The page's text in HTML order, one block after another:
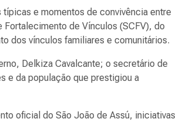
e momentos de convivência entre
de Vínculos (SCFV), do
dos vínculos familiares e comunitários.
Delkiza Cavalcante; o secretário de
e da população que prestigiou a
oficial do São João de Assú, iniciativas